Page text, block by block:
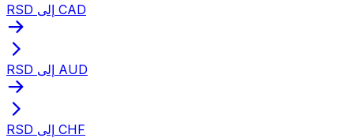
RSD إلى CAD
RSD إلى AUD
RSD إلى CHF